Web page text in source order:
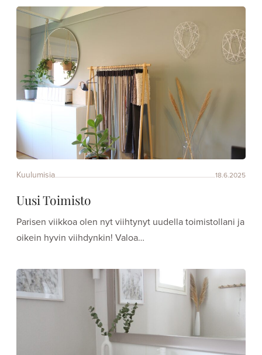
Kuulumisia 18.6.2025
Uusi Toimisto
Parisen viikkoa olen nyt viihtynyt uudella toimistollani ja
oikein hyvin viihdynkin! Valoa…